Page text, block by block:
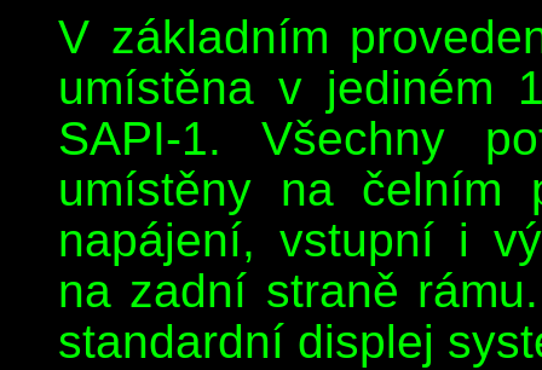
V základním
umístěna v jediném
SAPI-1. Všechny
umístěny na čelním
napájení, vstupní i
na zadní straně
standardní displej